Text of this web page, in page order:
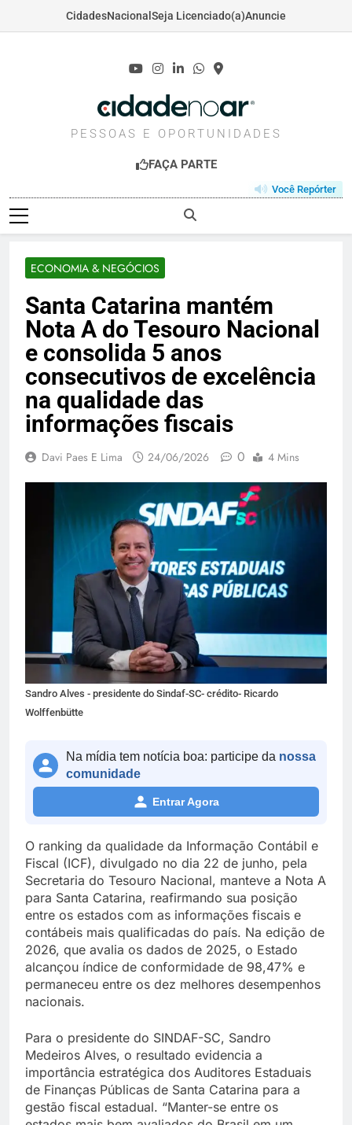
CidadesNacional Seja Licenciado(a)Anuncie
CIDADENOAR.COM
PESSOAS E OPORTUNIDADES
FAÇA PARTE
Você Repórter
ECONOMIA & NEGÓCIOS
Santa Catarina mantém
Nota A do Tesouro Nacional
e consolida 5 anos
consecutivos de excelência
na qualidade das
informações fiscais
Davi Paes E Lima 24/06/2026 0 4 Mins
Sandro Alves - presidente do Sindaf-SC- crédito- Ricardo
Wolffenbütte
Na mídia tem notícia boa: participe da nossa
comunidade
Entrar Agora
O ranking da qualidade da Informação Contábil e
Fiscal (ICF), divulgado no dia 22 de junho, pela
Secretaria do Tesouro Nacional, manteve a Nota A
para Santa Catarina, reafirmando sua posição
entre os estados com as informações fiscais e
contábeis mais qualificadas do país. Na edição de
2026, que avalia os dados de 2025, o Estado
alcançou índice de conformidade de 98,47% e
permaneceu entre os dez melhores desempenhos
nacionais.
Para o presidente do SINDAF-SC, Sandro
Medeiros Alves, o resultado evidencia a
importância estratégica dos Auditores Estaduais
de Finanças Públicas de Santa Catarina para a
gestão fiscal estadual. “Manter-se entre os